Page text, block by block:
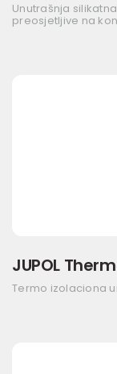
Unutrašnja
preosjetljive na
JUPOL
Termo izolaciona